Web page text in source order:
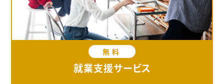
無料
就業支援サービス